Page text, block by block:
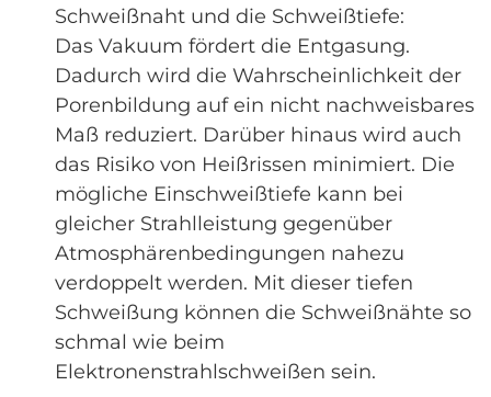
Schweißnaht und die Schweißtiefe:
Das Vakuum fördert die Entgasung.
Dadurch wird die Wahrscheinlichkeit der
Porenbildung auf ein nicht nachweisbares
Maß reduziert. Darüber hinaus wird auch
das Risiko von Heißrissen minimiert. Die
mögliche Einschweißtiefe kann bei
gleicher Strahlleistung gegenüber
Atmosphärenbedingungen nahezu
verdoppelt werden. Mit dieser tiefen
Schweißung können die Schweißnähte so
schmal wie beim
Elektronenstrahlschweißen sein.